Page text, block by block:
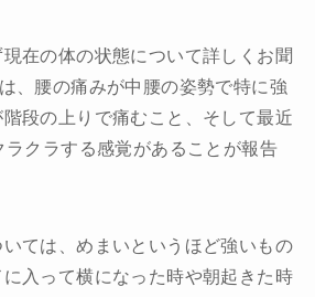
在の体の状態について詳しくお聞
、腰の痛みが中腰の姿勢で特に強
段の上りで痛むこと、そして最近
クラする感覚があることが報告
ては、めまいというほど強いもの
入って横になった時や朝起きた時